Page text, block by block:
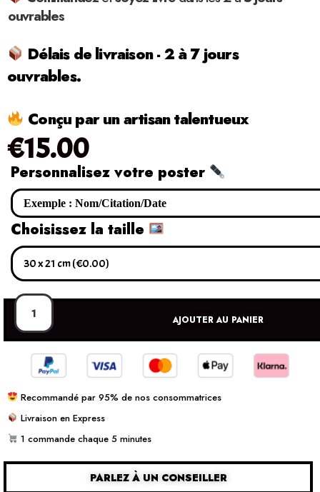
ouvrables
Délais de livraison - 2 à 7 jours
ouvrables.
Conçu par un artisan talentueux
€15.00
Personnalisez votre poster
Choisissez la taille
AJOUTER AU PANIER
Recommandé par 95% de nos consommatrices
Livraison en Express
1 commande chaque 5 minutes
PARLEZ À UN CONSEILLER